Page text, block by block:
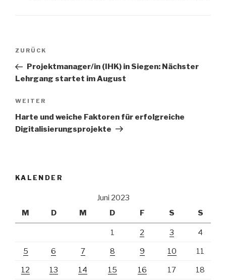
Beitrags-
Vorheriger
Beitrag
ZURÜCK
Projektmanager/in (IHK) in Siegen: Nächster
Lehrgang startet im August
Nächster
Beitrag
WEITER
Harte und weiche Faktoren für erfolgreiche
Digitalisierungsprojekte
KALENDER
Juni 2023
M
D M D F S S
1 2 3 4
5 6 7 8 9 10 11
12 13 14 15 16 17 18